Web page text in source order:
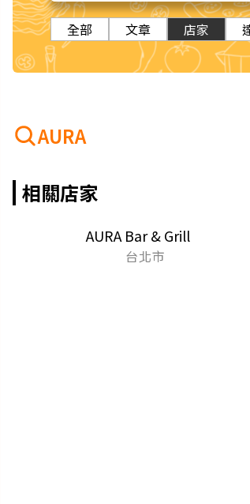
全部 文章 店家
AURA
相關店家
AURA Bar & Grill
台北市